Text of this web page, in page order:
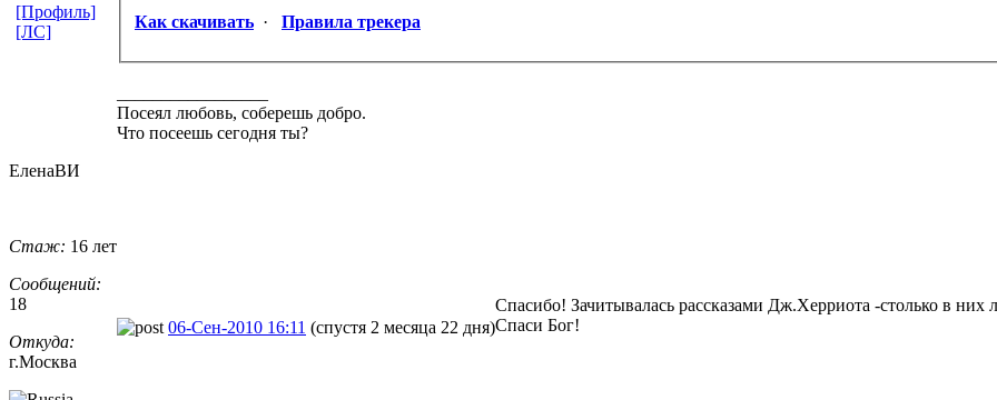
Как скачивать · Правила трекера
Посеял любовь, соберешь добро.
Что посеешь сегодня ты?
[Профиль]
[ЛС]
ЕленаВИ
Стаж: 16 лет
Сообщений:
18
Откуда:
г.Москва
06-Сен-2010 16:11 (спустя 2 месяца 22 дня)
Спасибо! Зачитывалась рассказами Дж.Херриота -столько в
Спаси Бог!